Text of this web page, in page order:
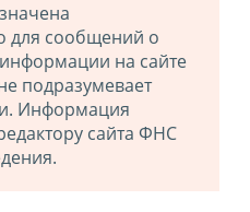
для сообщений о
на сайте
подразумевает
Информация
сайта ФНС